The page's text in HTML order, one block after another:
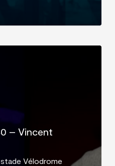
– Vincent
Vélodrome